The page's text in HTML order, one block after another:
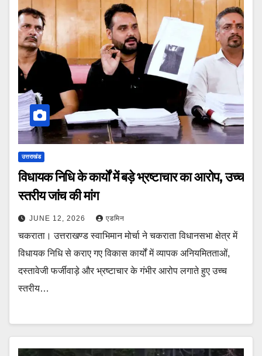
उत्तराखंड
विधायक निधि के कार्यों में बड़े भ्रष्टाचार का आरोप, उच्च
स्तरीय जांच की मांग
JUNE 12, 2026 एडमिन
चकराता। उत्तराखण्ड स्वाभिमान मोर्चा ने चकराता विधानसभा क्षेत्र में
विधायक निधि से कराए गए विकास कार्यों में व्यापक अनियमितताओं,
दस्तावेजी फर्जीवाड़े और भ्रष्टाचार के गंभीर आरोप लगाते हुए उच्च
स्तरीय…